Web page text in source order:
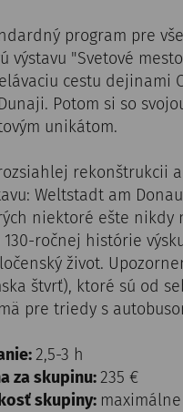
program pre
výstavu "Svetové
cestu dejinami
Potom si so
unikátom.
rekonštrukcii
Weltstadt am
niektoré ešte nikdy
130-ročnej histórie
život.
štvrť), ktoré sú od
pre triedy s
2,5-3 h
za skupinu:235 €
skupiny: